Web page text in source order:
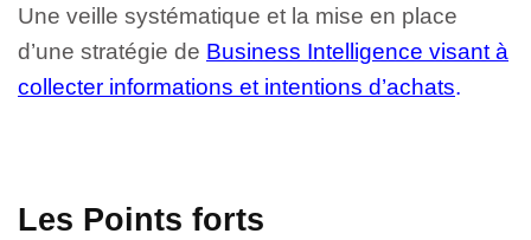
Une veille systématique et la mise en place
d’une stratégie de Business Intelligence visant à
collecter informations et intentions d’achats.
Les Points forts